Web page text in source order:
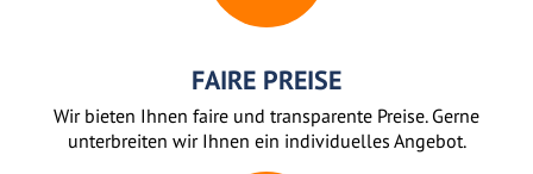
FAIRE PREISE
Wir bieten Ihnen faire und transparente Preise. Gerne
unterbreiten wir Ihnen ein individuelles Angebot.